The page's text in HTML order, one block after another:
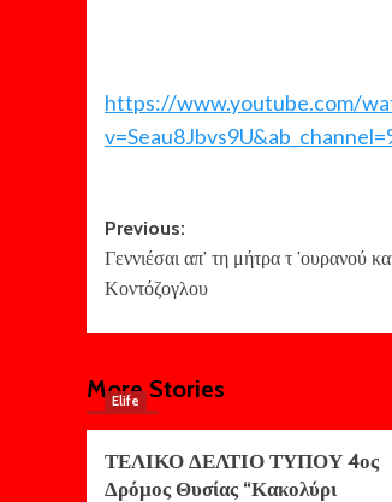
https://www.youtube.com/
Post
navigation
Previous:
Γεννιέσαι απ’ τη μήτρα τ ’ουρανού
Κοντόζογλου
More Stories
Elife
ΤΕΛΙΚΟ ΔΕΛΤΙΟ ΤΥΠΟΥ 4ος
Δρόμος Θυσίας “Κακολύρι